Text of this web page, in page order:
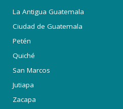
La Antigua Guatemala
Ciudad de Guatemala
Petén
Quiché
San Marcos
Jutiapa
Zacapa